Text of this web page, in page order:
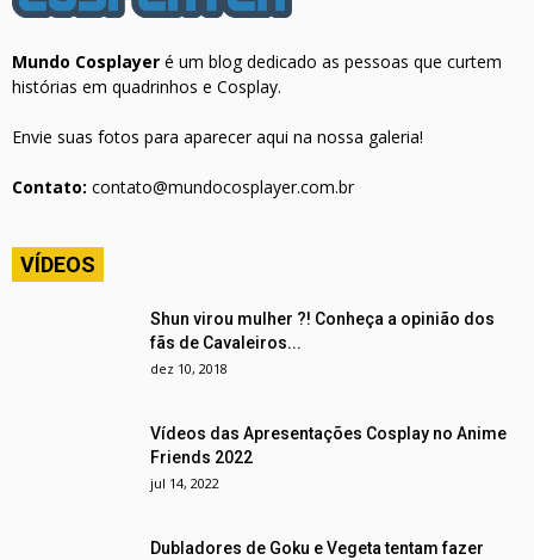
Mundo Cosplayer é um blog dedicado as pessoas que curtem
histórias em quadrinhos e Cosplay.
Envie suas fotos para aparecer aqui na nossa galeria!
Contato: contato@mundocosplayer.com.br
VÍDEOS
Shun virou mulher ?! Conheça a opinião dos
fãs de Cavaleiros...
dez 10, 2018
Vídeos das Apresentações Cosplay no Anime
Friends 2022
jul 14, 2022
Dubladores de Goku e Vegeta tentam fazer